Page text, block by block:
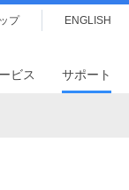
プ ENGLISH
ビス サポート